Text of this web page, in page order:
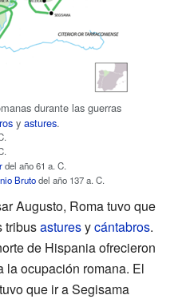
durante las guerras
y astures.
del año 61 a. C.
Brutodel año 137 a. C.
Augusto, Roma tuvo que
tribusasturesycántabros.
de Hispania ofrecieron
la ocupación romana. El
que ir a Segisama